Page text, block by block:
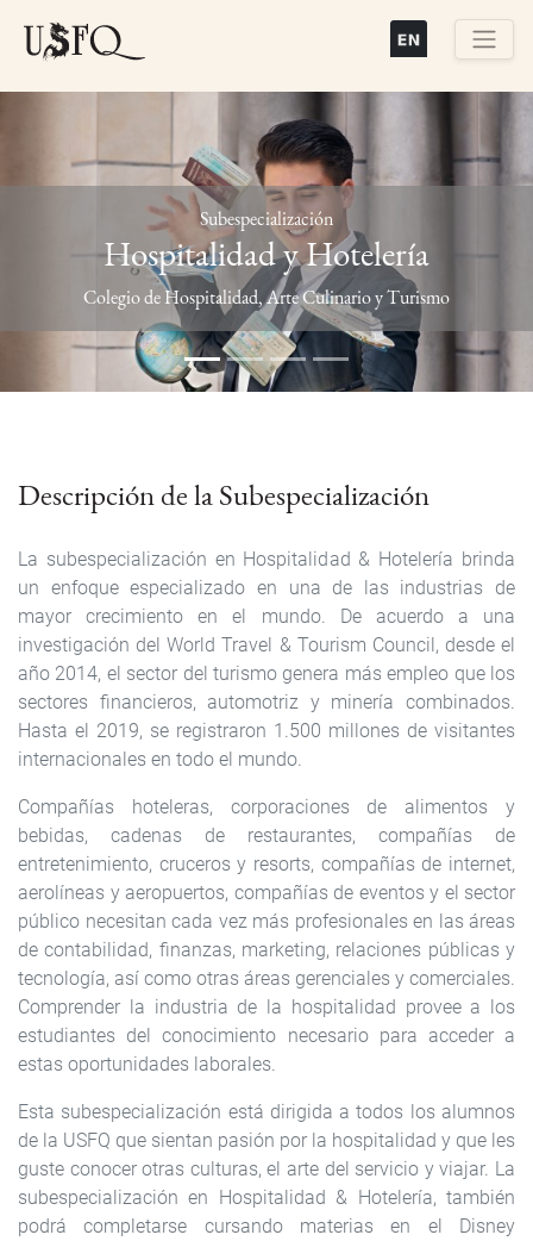
Previous
Subespecialización
Hospitalidad y Hotelería
Colegio de Hospitalidad, Arte Culinario y Turismo
Descripción de la Subespecialización
La subespecialización en Hospitalidad & Hotelería brinda
un enfoque especializado en una de las industrias de
mayor crecimiento en el mundo. De acuerdo a una
investigación del World Travel & Tourism Council, desde el
año 2014, el sector del turismo genera más empleo que los
sectores financieros, automotriz y minería combinados.
Hasta el 2019, se registraron 1.500 millones de visitantes
internacionales en todo el mundo.
Compañías hoteleras, corporaciones de alimentos y
bebidas, cadenas de restaurantes, compañías de
entretenimiento, cruceros y resorts, compañías de internet,
aerolíneas y aeropuertos, compañías de eventos y el sector
público necesitan cada vez más profesionales en las áreas
de contabilidad, finanzas, marketing, relaciones públicas y
tecnología, así como otras áreas gerenciales y comerciales.
Comprender la industria de la hospitalidad provee a los
estudiantes del conocimiento necesario para acceder a
estas oportunidades laborales.
Esta subespecialización está dirigida a todos los alumnos
de la USFQ que sientan pasión por la hospitalidad y que les
guste conocer otras culturas, el arte del servicio y viajar. La
subespecialización en Hospitalidad & Hotelería, también
podrá completarse cursando materias en el Disney